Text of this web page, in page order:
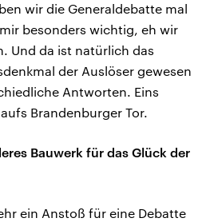
wir die Generaldebatte mal
besonders wichtig, eh wir
Und da ist natürlich das
der Auslöser gewesen
Antworten. Eins
Brandenburger Tor.
Bauwerk für das Glück der
ein Anstoß für eine Debatte